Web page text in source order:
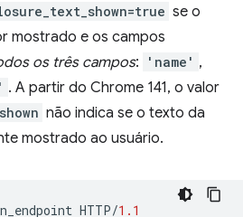
se o
mostrado e os campos
os três campos: 'name' ,
. A partir do Chrome 141, o valor
não indica se o texto da
mostrado ao usuário.
HTTP/1.1